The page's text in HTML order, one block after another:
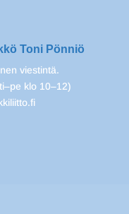
Toni Pönniö
viestintä.
klo 10–12)